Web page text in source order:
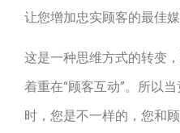
让您增加忠实顾客的最佳媒
这是一种思维方式的转变
着重在“顾客互动”。所以
时，您是不一样的，您和顾